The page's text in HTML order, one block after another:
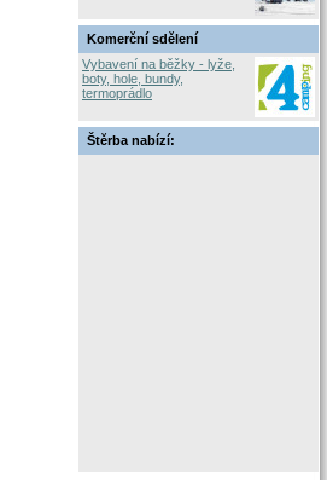
Komerční sdělení
Vybavení na běžky - lyže,
boty, hole, bundy,
termoprádlo
Štěrba nabízí: